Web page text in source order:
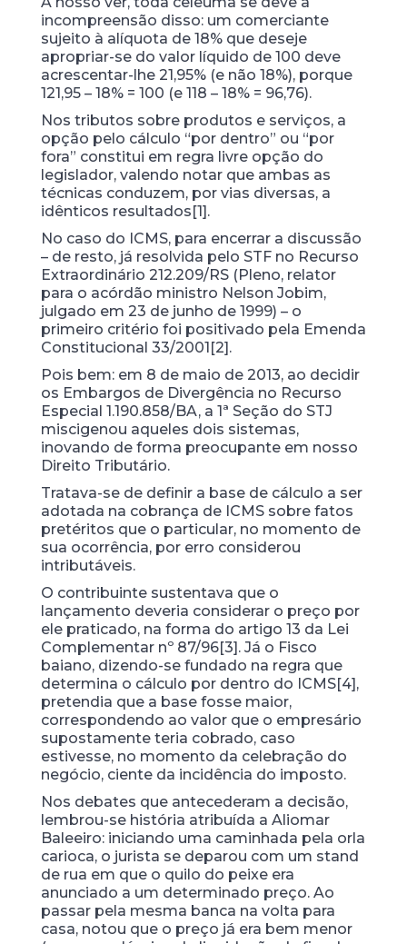
incompreensão disso: um comerciante
sujeito à alíquota de 18% que deseje
apropriar-se do valor líquido de 100 deve
acrescentar-lhe 21,95% (e não 18%), porque
121,95 – 18% = 100 (e 118 – 18% = 96,76).
Nos tributos sobre produtos e serviços, a
opção pelo cálculo “por dentro” ou “por
fora” constitui em regra livre opção do
legislador, valendo notar que ambas as
técnicas conduzem, por vias diversas, a
idênticos resultados[1].
No caso do ICMS, para encerrar a discussão
– de resto, já resolvida pelo STF no Recurso
Extraordinário 212.209/RS (Pleno, relator
para o acórdão ministro Nelson Jobim,
julgado em 23 de junho de 1999) – o
primeiro critério foi positivado pela Emenda
Constitucional 33/2001[2].
Pois bem: em 8 de maio de 2013, ao decidir
os Embargos de Divergência no Recurso
Especial 1.190.858/BA, a 1ª Seção do STJ
miscigenou aqueles dois sistemas,
inovando de forma preocupante em nosso
Direito Tributário.
Tratava-se de definir a base de cálculo a ser
adotada na cobrança de ICMS sobre fatos
pretéritos que o particular, no momento de
sua ocorrência, por erro considerou
intributáveis.
O contribuinte sustentava que o
lançamento deveria considerar o preço por
ele praticado, na forma do artigo 13 da Lei
Complementar nº 87/96[3]. Já o Fisco
baiano, dizendo-se fundado na regra que
determina o cálculo por dentro do ICMS[4],
pretendia que a base fosse maior,
correspondendo ao valor que o empresário
supostamente teria cobrado, caso
estivesse, no momento da celebração do
negócio, ciente da incidência do imposto.
Nos debates que antecederam a decisão,
lembrou-se história atribuída a Aliomar
Baleeiro: iniciando uma caminhada pela orla
carioca, o jurista se deparou com um stand
de rua em que o quilo do peixe era
anunciado a um determinado preço. Ao
passar pela mesma banca na volta para
casa, notou que o preço já era bem menor